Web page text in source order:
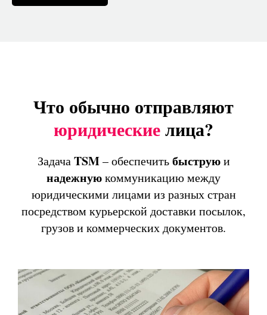
Что обычно отправляют
юридическиелица?
ЗадачаTSM– обеспечитьбыструюи
надежнуюкоммуникацию между
юридическими лицами из разных стран
посредством курьерской доставки посылок,
грузов и коммерческих документов.